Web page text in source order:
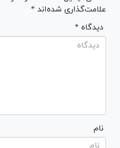
علامت‌گذاری شده‌اند *
* دیدگاه
نام